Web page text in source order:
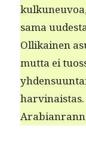
sama
Ollikainen
mut­ta ei